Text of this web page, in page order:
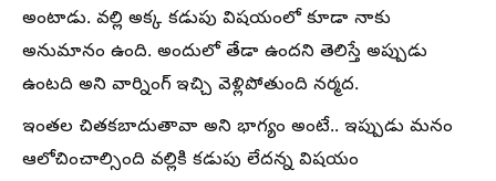
అంటాడు. వల్లి అక్క కడుపు విషయంలో కూడా నాకు
అనుమానం ఉంది. అందులో తేడా ఉందని తెలిస్తే అప్పుడు
ఉంటది అని వార్నింగ్ ఇచ్చి వెళ్లిపోతుంది నర్మద.
ఇంతల చితకబాదుతావా అని భాగ్యం అంటే.. ఇప్పుడు మనం
ఆలోచించాల్సింది వల్లికి కడుపు లేదన్న విషయం